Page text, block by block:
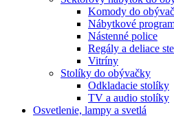
Komody do
Nábytkové
Nástenné police
Regály a deliace
Vitríny
Stolíky do obývačky
Odkladacie stolíky
TV a audio stolíky
Osvetlenie, lampy a svetlá